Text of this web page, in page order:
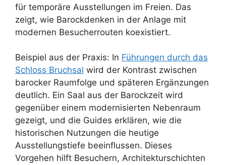
für temporäre Ausstellungen im Freien. Das
zeigt, wie Barockdenken in der Anlage mit
modernen Besucherrouten koexistiert.
Beispiel aus der Praxis: In Führungen durch das
Schloss Bruchsal wird der Kontrast zwischen
barocker Raumfolge und späteren Ergänzungen
deutlich. Ein Saal aus der Barockzeit wird
gegenüber einem modernisierten Nebenraum
gezeigt, und die Guides erklären, wie die
historischen Nutzungen die heutige
Ausstellungstiefe beeinflussen. Dieses
Vorgehen hilft Besuchern, Architekturschichten